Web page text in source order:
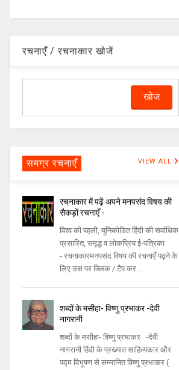
रचनाएँ / रचनाकार खोजें
समग्र रचनाएँ VIEW ALL
रचनाकार में पढ़ें अपने मनपसंद विषय की
सैकड़ों रचनाएँ -
विश्व की पहली, यूनिकोडित हिंदी की सर्वाधिक
प्रसारित, समृद्ध व लोकप्रिय ई-पत्रिका
- रचनाकारमनपसंद विषय की रचनाएँ पढ़ने के
लिए उस पर क्लिक / टैप कर...
शब्दों के मसीहा- विष्णु प्रभाकर -देवी
नागरानी
शब्दों के मसीहा- विष्णु प्रभाकर -देवी
नागरानी हिंदी के प्रख्यात साहित्यकार और
पद्म विभूषण से सम्मानित विष्णु प्रभाकर (